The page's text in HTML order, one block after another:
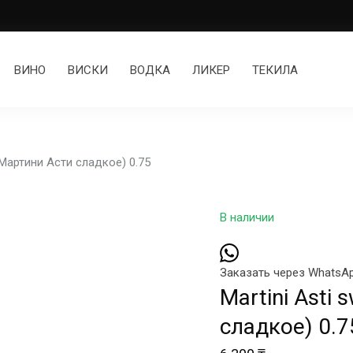
ВИНО ВИСКИ ВОДКА ЛИКЕР ТЕКИЛА
Асти сладкое) 0.75
Martini Asti
сладкое)
В наличии
Заказать через